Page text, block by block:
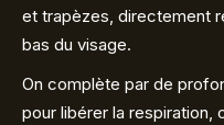
et trapèzes, directement
bas du visage.
On complète par de
pour libérer la respiration,